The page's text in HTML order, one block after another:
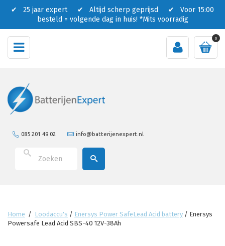
✔ 25 jaar expert ✔ Altijd scherp geprijsd ✔ Voor 15:00
besteld = volgende dag in huis! *Mits voorradig
0
085 201 49 02 info@batterijenexpert.nl
Home / Loodaccu's / Enersys Power SafeLead Acid battery / Enersys
Powersafe Lead Acid SBS-40 12V-38Ah